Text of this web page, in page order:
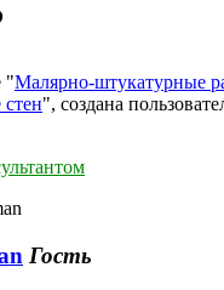
"Малярно-штукатурные
", создана
Гость